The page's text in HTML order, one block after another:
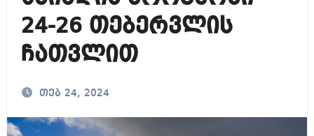
24-26 თებერვლის
ჩათვლით
თებ 24, 2024